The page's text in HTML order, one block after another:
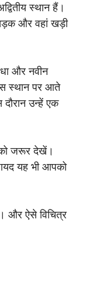
स्थान हैं।
और वहां खड़ी
और नवीन
स्थान पर आते
उन्हें एक
जरूर देखें।
यह भी आपको
और ऐसे विचित्र